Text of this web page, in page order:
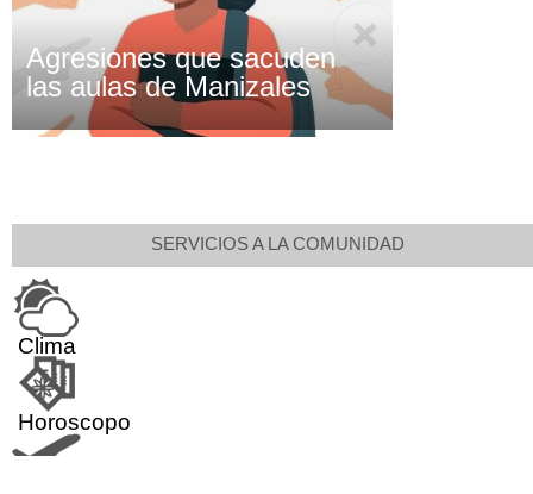
Agresiones que sacuden
las aulas de Manizales
SERVICIOS A LA COMUNIDAD
Clima
Horoscopo